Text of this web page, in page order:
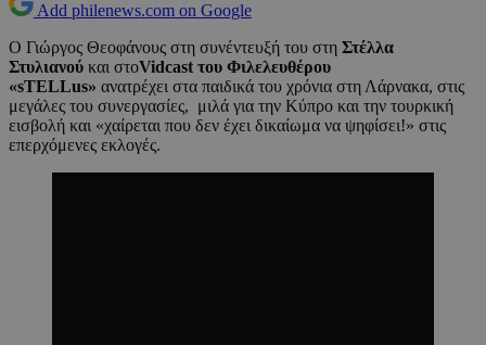
Add philenews.com on Google
Ο Γιώργος Θεοφάνους στη συνέντευξή του στη Στέλλα
Στυλιανού και στοVidcast του Φιλελευθέρου
«sTELLus» ανατρέχει στα παιδικά του χρόνια στη Λάρνακα, στις
μεγάλες του συνεργασίες, μιλά για την Κύπρο και την τουρκική
εισβολή και «χαίρεται που δεν έχει δικαίωμα να ψηφίσει!» στις
επερχόμενες εκλογές.